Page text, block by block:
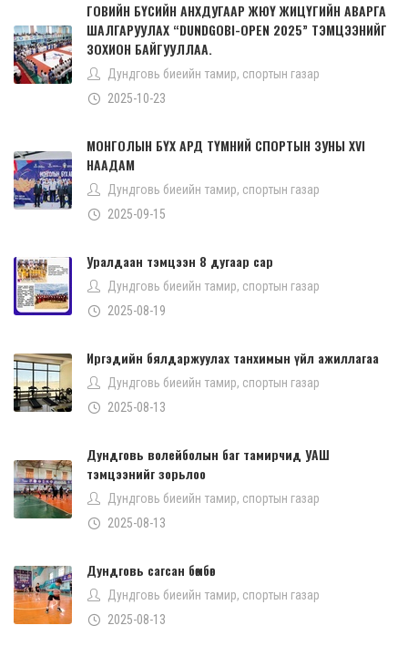
ГОВИЙН БҮСИЙН АНХДУГААР ЖЮҮ ЖИЦҮГИЙН АВАРГА
ШАЛГАРУУЛАХ “DUNDGOBI-OPEN 2025” ТЭМЦЭЭНИЙГ
ЗОХИОН БАЙГУУЛЛАА.
Дундговь биеийн тамир, спортын газар
2025-10-23
МОНГОЛЫН БҮХ АРД ТҮМНИЙ СПОРТЫН ЗУНЫ XVI
НААДАМ
Дундговь биеийн тамир, спортын газар
2025-09-15
Уралдаан тэмцээн 8 дугаар сар
Дундговь биеийн тамир, спортын газар
2025-08-19
Иргэдийн бялдаржуулах танхимын үйл ажиллагаа
Дундговь биеийн тамир, спортын газар
2025-08-13
Дундговь волейболын баг тамирчид УАШ
тэмцээнийг зорьлоо
Дундговь биеийн тамир, спортын газар
2025-08-13
Дундговь сагсан бөмбөг
Дундговь биеийн тамир, спортын газар
2025-08-13